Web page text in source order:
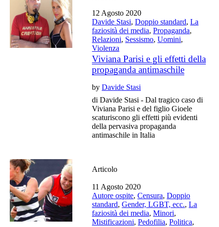
12 Agosto 2020
Davide Stasi,Doppio standard,La
faziosità dei media,Propaganda,
Relazioni, Sessismo,Uomini,
Violenza
Viviana Parisi e gli effetti della
propaganda antimaschile
byDavide Stasi
di Davide Stasi - Dal tragico caso di
Viviana Parisi e del figlio Gioele
scaturiscono gli effetti più evidenti
della pervasiva propaganda
antimaschile in Italia
Articolo
11 Agosto 2020
Autore ospite,Censura,Doppio
standard,Gender, LGBT, ecc.,La
faziosità dei media,Minori,
Mistificazioni,Pedofilia,Politica,